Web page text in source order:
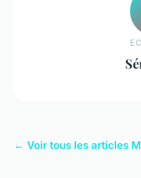
← Voir tous les articles